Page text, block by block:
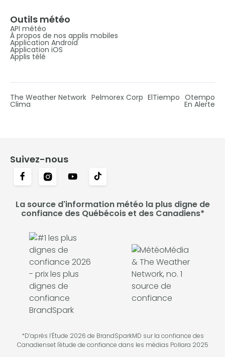
Outils météo
API météo
À propos de nos applis mobiles
Application Android
Application iOS
Applis télé
The Weather Network Pelmorex Corp ElTiempo Otempo
Clima En Alerte
Suivez-nous
La source d'information météo la plus digne de
confiance des Québécois et des Canadiens*
*D’après l’Étude 2026 de BrandSparkMD sur la confiance des
Canadienset l'étude de confiance dans les médias Pollara 2025